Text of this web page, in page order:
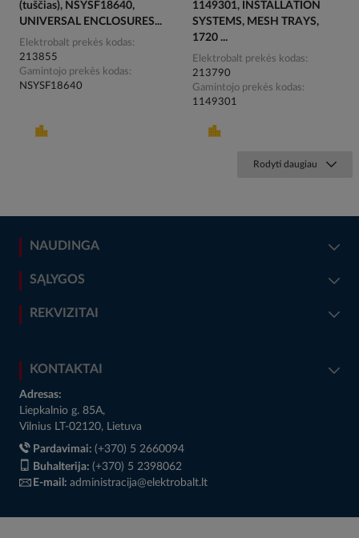
(tuščias), NSYSF18640,
UNIVERSAL ENCLOSURES...
Elektrobalt prekės kodas
213855
Gamintojo prekės kodas
NSYSF18640
1149301, INSTALLATION
SYSTEMS, MESH TRAYS,
1720 ...
Elektrobalt prekės kodas
213790
Gamintojo prekės kodas
1149301
Rodyti daugiau
NAUDINGA
SĄLYGOS
REKVIZITAI
KONTAKTAI
Adresas:
Liepkalnio g. 85A,
Vilnius LT-02120, Lietuva
Pardavimai: (+370) 5 2660094
Buhalterija: (+370) 5 2398062
E-mail: administracija@elektrobalt.lt